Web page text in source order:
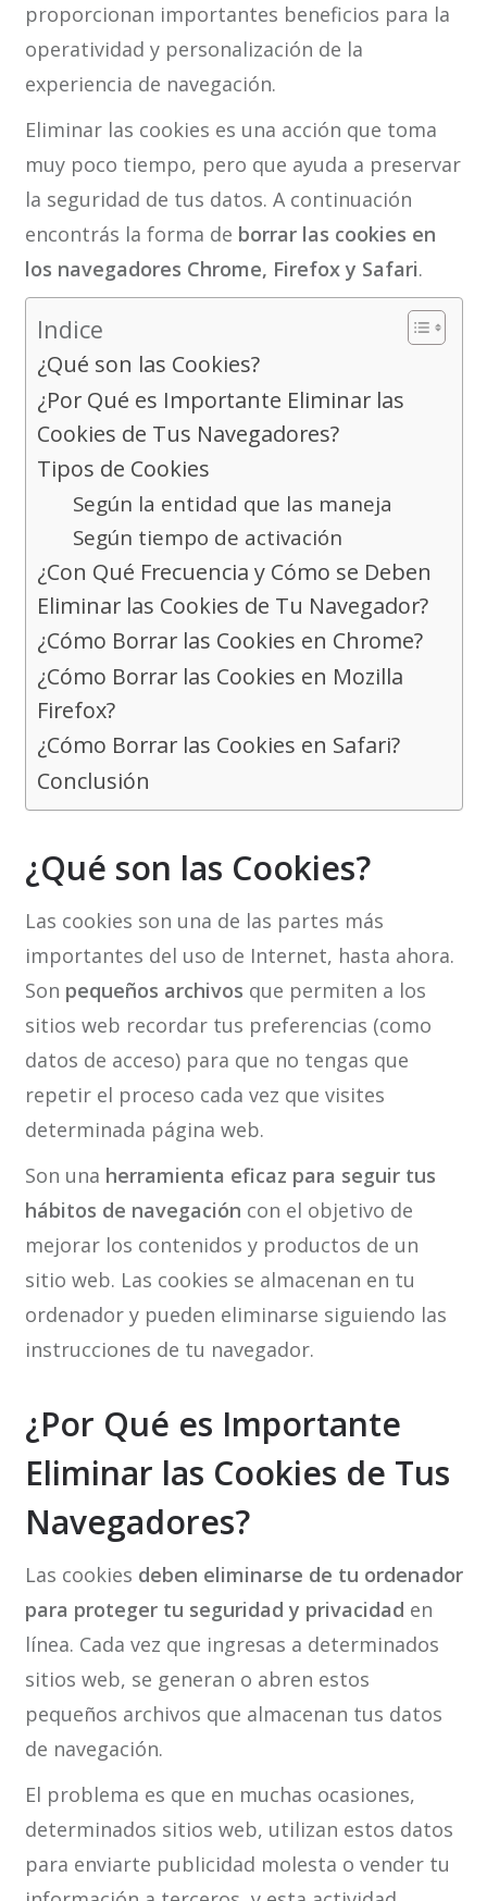
proporcionan importantes beneficios para la
operatividad y personalización de la
experiencia de navegación.
Eliminar las cookies es una acción que toma
muy poco tiempo, pero que ayuda a preservar
la seguridad de tus datos. A continuación
encontrás la forma de borrar las cookies en
los navegadores Chrome, Firefox y Safari.
Indice
¿Qué son las Cookies?
¿Por Qué es Importante Eliminar las
Cookies de Tus Navegadores?
Tipos de Cookies
Según la entidad que las maneja
Según tiempo de activación
¿Con Qué Frecuencia y Cómo se Deben
Eliminar las Cookies de Tu Navegador?
¿Cómo Borrar las Cookies en Chrome?
¿Cómo Borrar las Cookies en Mozilla
Firefox?
¿Cómo Borrar las Cookies en Safari?
Conclusión
¿Qué son las Cookies?
Las cookies son una de las partes más
importantes del uso de Internet, hasta ahora.
Son pequeños archivos que permiten a los
sitios web recordar tus preferencias (como
datos de acceso) para que no tengas que
repetir el proceso cada vez que visites
determinada página web.
Son una herramienta eficaz para seguir tus
hábitos de navegación con el objetivo de
mejorar los contenidos y productos de un
sitio web. Las cookies se almacenan en tu
ordenador y pueden eliminarse siguiendo las
instrucciones de tu navegador.
¿Por Qué es Importante
Eliminar las Cookies de Tus
Navegadores?
Las cookies deben eliminarse de tu ordenador
para proteger tu seguridad y privacidad en
línea. Cada vez que ingresas a determinados
sitios web, se generan o abren estos
pequeños archivos que almacenan tus datos
de navegación.
El problema es que en muchas ocasiones,
determinados sitios web, utilizan estos datos
para enviarte publicidad molesta o vender tu